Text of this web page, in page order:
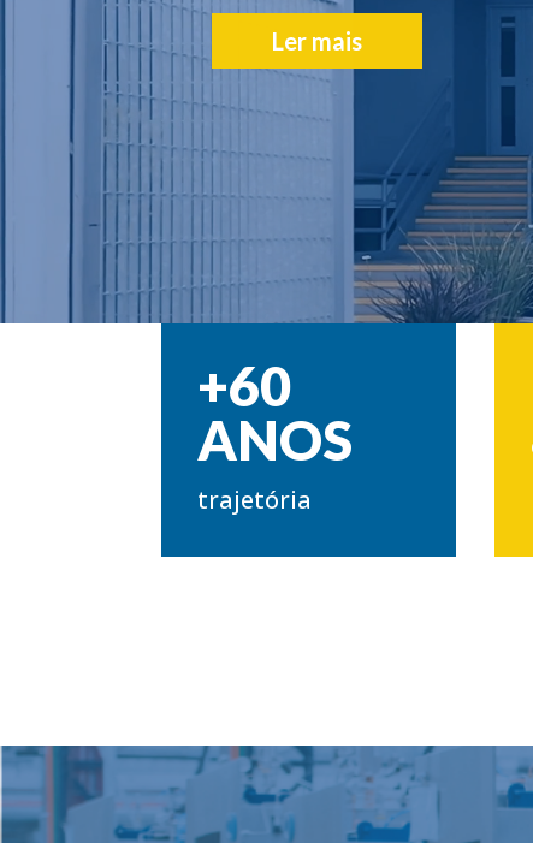
Produzimos mais de 100
destinam-se à exportação
Contate nossos
+60
ANOS
trajetória